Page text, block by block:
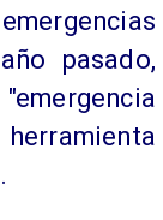
pasado,